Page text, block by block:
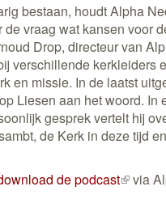
bestaan, houdt Alpha
de vraag wat kansen voor
Drop, directeur van
verschillende kerkleiders
en missie. In de laatst
Liesen aan het woord. In
gesprek vertelt hij
de Kerk in deze tijd
de podcast(externe
via